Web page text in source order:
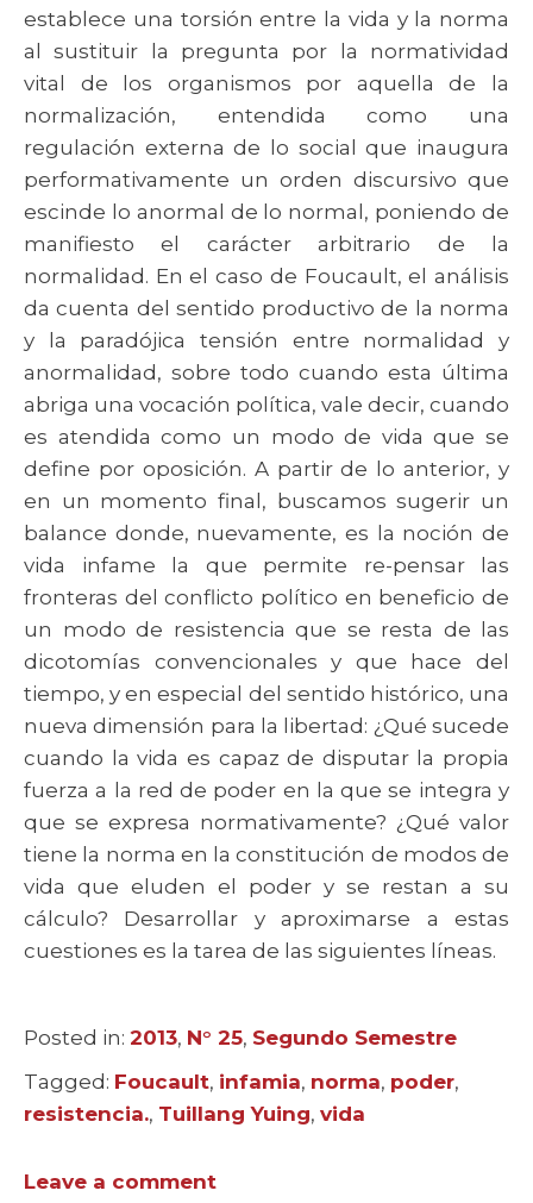
establece una torsión entre la vida y la norma
al sustituir la pregunta por la normatividad
vital de los organismos por aquella de la
normalización, entendida como una
regulación externa de lo social que inaugura
performativamente un orden discursivo que
escinde lo anormal de lo normal, poniendo de
manifiesto el carácter arbitrario de la
normalidad. En el caso de Foucault, el análisis
da cuenta del sentido productivo de la norma
y la paradójica tensión entre normalidad y
anormalidad, sobre todo cuando esta última
abriga una vocación política, vale decir, cuando
es atendida como un modo de vida que se
define por oposición. A partir de lo anterior, y
en un momento final, buscamos sugerir un
balance donde, nuevamente, es la noción de
vida infame la que permite re-pensar las
fronteras del conflicto político en beneficio de
un modo de resistencia que se resta de las
dicotomías convencionales y que hace del
tiempo, y en especial del sentido histórico, una
nueva dimensión para la libertad: ¿Qué sucede
cuando la vida es capaz de disputar la propia
fuerza a la red de poder en la que se integra y
que se expresa normativamente? ¿Qué valor
tiene la norma en la constitución de modos de
vida que eluden el poder y se restan a su
cálculo? Desarrollar y aproximarse a estas
cuestiones es la tarea de las siguientes líneas.
Posted in: Categories
2013, N° 25, Segundo Semestre
Tagged: Tags
Foucault, infamia, norma, poder,
resistencia., Tuillang Yuing, vida
Leave a comment